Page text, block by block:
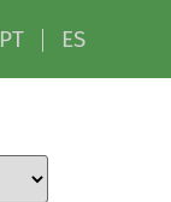
PT ES